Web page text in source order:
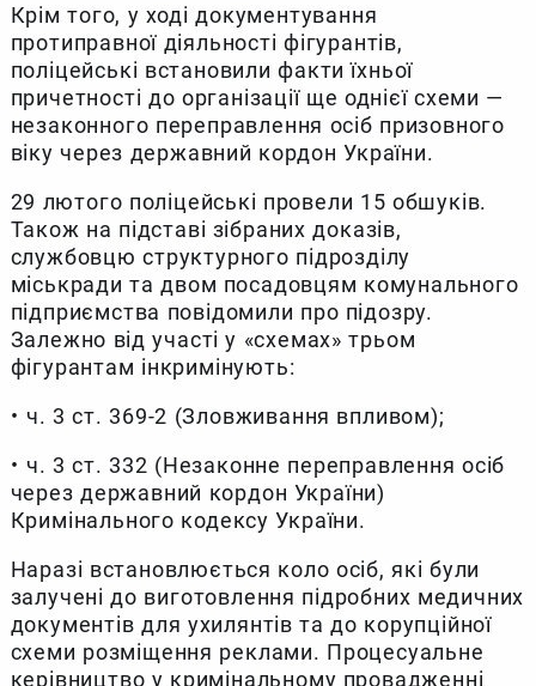
Крім того, у ході документування
протиправної діяльності фігурантів,
поліцейські встановили факти їхньої
причетності до організації ще однієї схеми —
незаконного переправлення осіб призовного
віку через державний кордон України.
29 лютого поліцейські провели 15 обшуків.
Також на підставі зібраних доказів,
службовцю структурного підрозділу
міськради та двом посадовцям комунального
підприємства повідомили про підозру.
Залежно від участі у «схемах» трьом
фігурантам інкримінують:
•⁠ ⁠ч. 3 ст. 369-2 (Зловживання впливом);
•⁠ ⁠ч. 3 ст. 332 (Незаконне переправлення осіб
через державний кордон України)
Кримінального кодексу України.
Наразі встановлюється коло осіб, які були
залучені до виготовлення підробних медичних
документів для ухилянтів та до корупційної
схеми розміщення реклами. Процесуальне
керівництво у кримінальному провадженні